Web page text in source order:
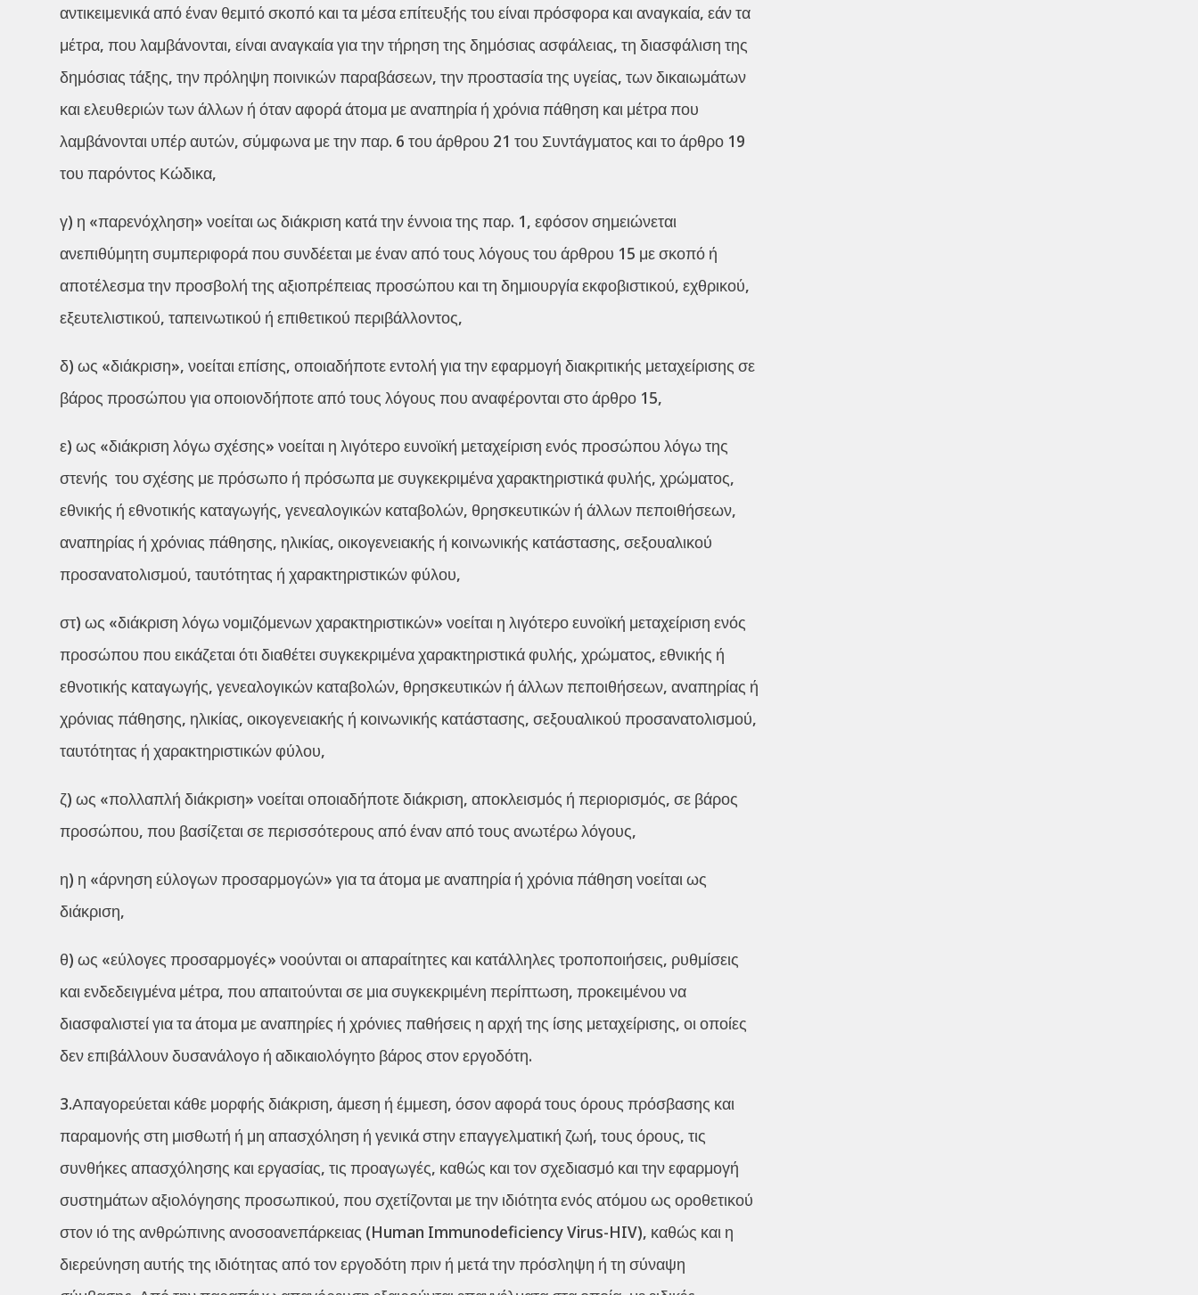
αντικειμενικά από έναν θεμιτό σκοπό και τα μέσα επίτευξής του είναι πρόσφορα και αναγκαία, εάν τα
μέτρα, που λαμβάνονται, είναι αναγκαία για την τήρηση της δημόσιας ασφάλειας, τη διασφάλιση της
δημόσιας τάξης, την πρόληψη ποινικών παραβάσεων, την προστασία της υγείας, των δικαιωμάτων
και ελευθεριών των άλλων ή όταν αφορά άτομα με αναπηρία ή χρόνια πάθηση και μέτρα που
λαμβάνονται υπέρ αυτών, σύμφωνα με την παρ. 6 του άρθρου 21 του Συντάγματος και το άρθρο 19
του παρόντος Κώδικα,
γ) η «παρενόχληση» νοείται ως διάκριση κατά την έννοια της παρ. 1, εφόσον σημειώνεται
ανεπιθύμητη συμπεριφορά που συνδέεται με έναν από τους λόγους του άρθρου 15 με σκοπό ή
αποτέλεσμα την προσβολή της αξιοπρέπειας προσώπου και τη δημιουργία εκφοβιστικού, εχθρικού,
εξευτελιστικού, ταπεινωτικού ή επιθετικού περιβάλλοντος,
δ) ως «διάκριση», νοείται επίσης, οποιαδήποτε εντολή για την εφαρμογή διακριτικής μεταχείρισης σε
βάρος προσώπου για οποιονδήποτε από τους λόγους που αναφέρονται στο άρθρο 15,
ε) ως «διάκριση λόγω σχέσης» νοείται η λιγότερο ευνοϊκή μεταχείριση ενός προσώπου λόγω της
στενής του σχέσης με πρόσωπο ή πρόσωπα με συγκεκριμένα χαρακτηριστικά φυλής, χρώματος,
εθνικής ή εθνοτικής καταγωγής, γενεαλογικών καταβολών, θρησκευτικών ή άλλων πεποιθήσεων,
αναπηρίας ή χρόνιας πάθησης, ηλικίας, οικογενειακής ή κοινωνικής κατάστασης, σεξουαλικού
προσανατολισμού, ταυτότητας ή χαρακτηριστικών φύλου,
στ) ως «διάκριση λόγω νομιζόμενων χαρακτηριστικών» νοείται η λιγότερο ευνοϊκή μεταχείριση ενός
προσώπου που εικάζεται ότι διαθέτει συγκεκριμένα χαρακτηριστικά φυλής, χρώματος, εθνικής ή
εθνοτικής καταγωγής, γενεαλογικών καταβολών, θρησκευτικών ή άλλων πεποιθήσεων, αναπηρίας ή
χρόνιας πάθησης, ηλικίας, οικογενειακής ή κοινωνικής κατάστασης, σεξουαλικού προσανατολισμού,
ταυτότητας ή χαρακτηριστικών φύλου,
ζ) ως «πολλαπλή διάκριση» νοείται οποιαδήποτε διάκριση, αποκλεισμός ή περιορισμός, σε βάρος
προσώπου, που βασίζεται σε περισσότερους από έναν από τους ανωτέρω λόγους,
η) η «άρνηση εύλογων προσαρμογών» για τα άτομα με αναπηρία ή χρόνια πάθηση νοείται ως
διάκριση,
θ) ως «εύλογες προσαρμογές» νοούνται οι απαραίτητες και κατάλληλες τροποποιήσεις, ρυθμίσεις
και ενδεδειγμένα μέτρα, που απαιτούνται σε μια συγκεκριμένη περίπτωση, προκειμένου να
διασφαλιστεί για τα άτομα με αναπηρίες ή χρόνιες παθήσεις η αρχή της ίσης μεταχείρισης, οι οποίες
δεν επιβάλλουν δυσανάλογο ή αδικαιολόγητο βάρος στον εργοδότη.
3.Απαγορεύεται κάθε μορφής διάκριση, άμεση ή έμμεση, όσον αφορά τους όρους πρόσβασης και
παραμονής στη μισθωτή ή μη απασχόληση ή γενικά στην επαγγελματική ζωή, τους όρους, τις
συνθήκες απασχόλησης και εργασίας, τις προαγωγές, καθώς και τον σχεδιασμό και την εφαρμογή
συστημάτων αξιολόγησης προσωπικού, που σχετίζονται με την ιδιότητα ενός ατόμου ως οροθετικού
στον ιό της ανθρώπινης ανοσοανεπάρκειας (Human Immunodeficiency Virus-HIV), καθώς και η
διερεύνηση αυτής της ιδιότητας από τον εργοδότη πριν ή μετά την πρόσληψη ή τη σύναψη